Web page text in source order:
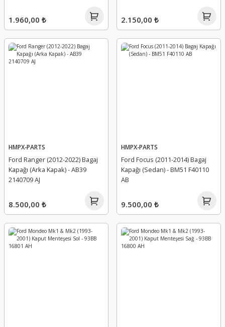
1.960,00 ₺ 2.150,00 ₺
HMPX-PARTS
Ford Ranger (2012-2022) Bagaj
Kapağı (Arka Kapak) - AB39
2140709 AJ
8.500,00 ₺
HMPX-PARTS
Ford Focus (2011-2014) Bagaj
Kapağı (Sedan) - BM51 F40110
AB
9.500,00 ₺